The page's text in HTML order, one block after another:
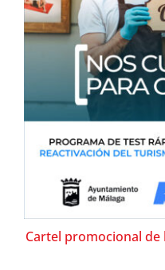
Cartel promocional de